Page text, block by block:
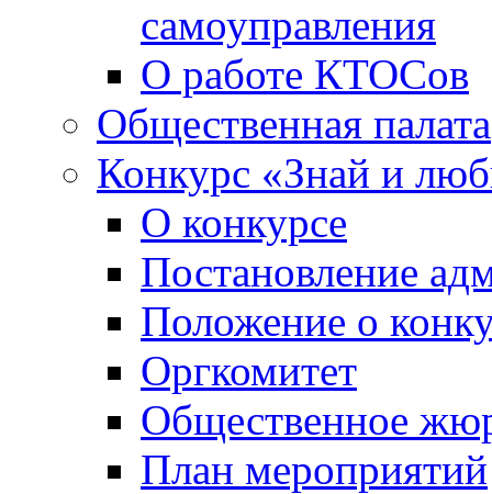
самоуправления
О работе КТОСов
Общественная палата
Конкурс «Знай и
О конкурсе
Постановление
Положение о
Оргкомитет
Общественное
План мероприятий